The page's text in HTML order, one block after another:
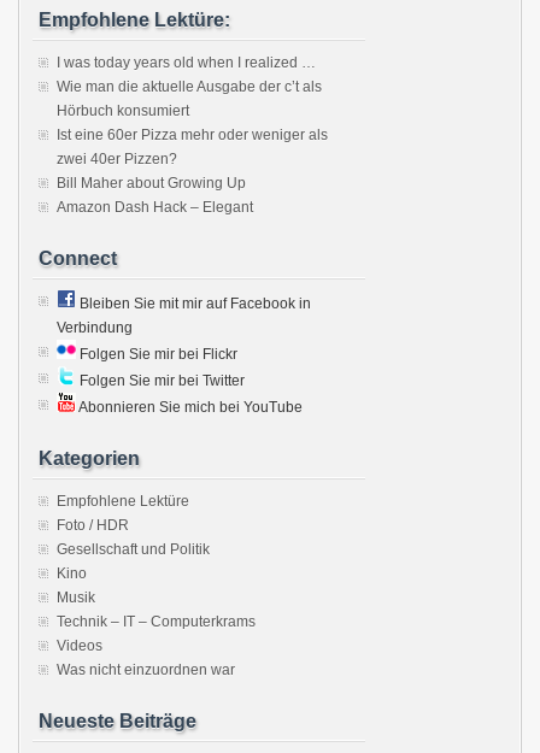
Empfohlene Lektüre:
I was today years old when I realized …
Wie man die aktuelle Ausgabe der c’t als
Hörbuch konsumiert
Ist eine 60er Pizza mehr oder weniger als
zwei 40er Pizzen?
Bill Maher about Growing Up
Amazon Dash Hack – Elegant
Connect
Bleiben Sie mit mir auf Facebook in
Verbindung
Folgen Sie mir bei Flickr
Folgen Sie mir bei Twitter
Abonnieren Sie mich bei YouTube
Kategorien
Empfohlene Lektüre
Foto / HDR
Gesellschaft und Politik
Kino
Musik
Technik – IT – Computerkrams
Videos
Was nicht einzuordnen war
Neueste Beiträge